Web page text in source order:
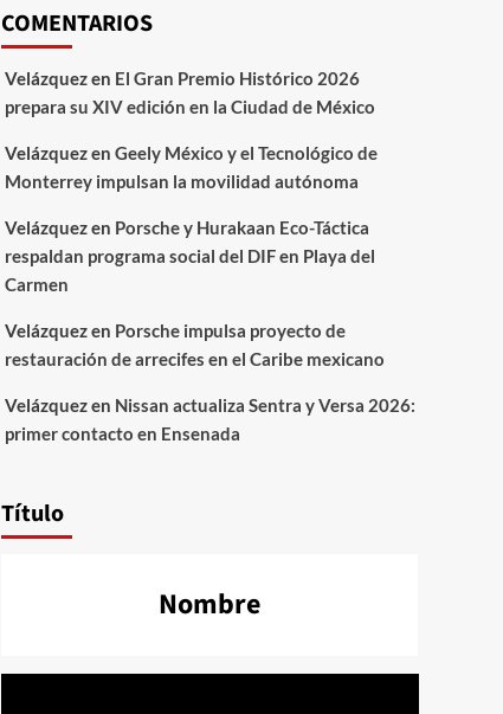
COMENTARIOS
Velázquezen El Gran Premio Histórico 2026
prepara su XIV edición en la Ciudad de México
Velázquezen Geely México y el Tecnológico de
Monterrey impulsan la movilidad autónoma
Velázquezen Porsche y Hurakaan Eco-Táctica
respaldan programa social del DIF en Playa del
Carmen
Velázquezen Porsche impulsa proyecto de
restauración de arrecifes en el Caribe mexicano
Velázquezen Nissan actualiza Sentra y Versa 2026:
primer contacto en Ensenada
Título
Nombre